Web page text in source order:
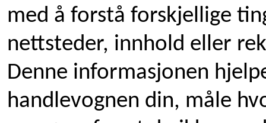
med å forstå forskjellige
nettsteder, innhold eller
Denne informasjonen
handlevognen din, måle